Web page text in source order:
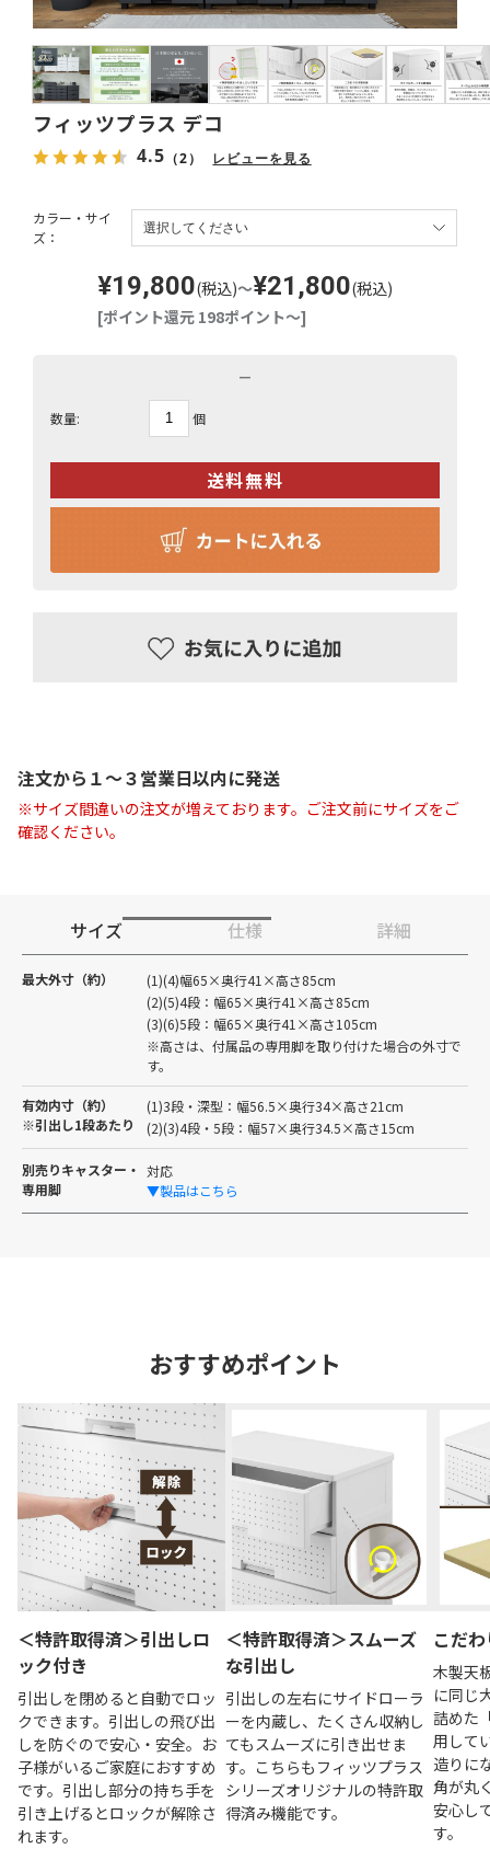
フィッツプラス デコ
4.5 （2） レビューを見る
¥19,800(税込)～¥21,800(税込)
[ポイント還元 198ポイント～]
カラー・サイ
ズ：
－
数量: 個
注文から１〜３営業日以内に発送
※サイズ間違いの注文が増えております。ご注文前にサイズをご
確認ください。
サイズ 仕様 詳細
最大外寸（約）
(1)(4)幅65×奥行41×高さ85cm
(2)(5)4段：幅65×奥行41×高さ85cm
(3)(6)5段：幅65×奥行41×高さ105cm
※高さは、付属品の専用脚を取り付けた場合の外寸で
す。
有効内寸（約）
※引出し1段あたり
(1)3段・深型：幅56.5×奥行34×高さ21cm
(2)(3)4段・5段：幅57×奥行34.5×高さ15cm
別売りキャスター・
専用脚
対応
▼製品はこちら
おすすめポイント
＜特許取得済＞引出しロ
ック付き
引出しを閉めると自動でロッ
クできます。引出しの飛び出
しを防ぐので安心・安全。お
子様がいるご家庭におすすめ
です。引出し部分の持ち手を
引き上げるとロックが解除さ
れます。
＜特許取得済＞スムーズ
な引出し
引出しの左右にサイドローラ
ーを内蔵し、たくさん収納し
てもスムーズに引き出せま
す。こちらもフィッツプラス
シリーズオリジナルの特許取
得済み機能です。
こだ
木製天
に同じ
詰めた
用して
造りに
角が丸
安心し
す。